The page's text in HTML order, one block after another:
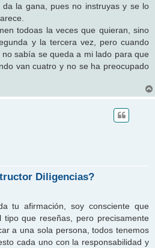
la gana, pues no instruyas y se lo
todoas la veces que quieran, sino
y la tercera vez, pero cuando
sabía se queda a mi lado para que
van cuatro y no se ha preocupado
Diligencias?
tu afirmación, soy consciente que
tipo que reseñas, pero precisamente
a una sola persona, todos tenemos
cada uno con la responsabilidad y